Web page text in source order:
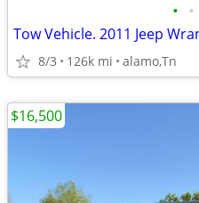
• •
Tow Vehicle. 2011 Jeep
8/3 126k mi alamo,Tn
$16,500